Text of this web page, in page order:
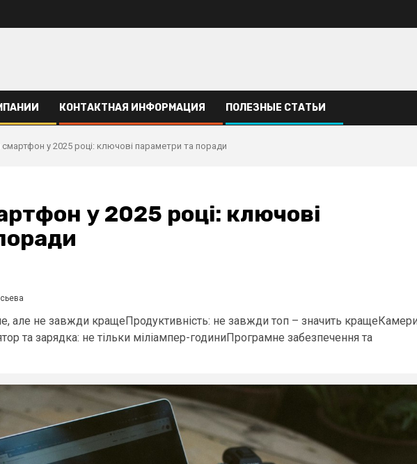
КОНТАКТНАЯ ИНФОРМАЦИЯ ПОЛЕЗНЫЕ СТАТЬИ
у 2025 році: ключові параметри та поради
у 2025 році: ключові
але не завжди кращеПродуктивність: не завжди топ – значить
та зарядка: не тільки міліампер-годиниПрограмне забезпечення та